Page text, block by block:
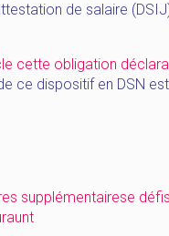
de salaire (DSIJ)
cette obligation
ce dispositif en DSN
supplémentairese